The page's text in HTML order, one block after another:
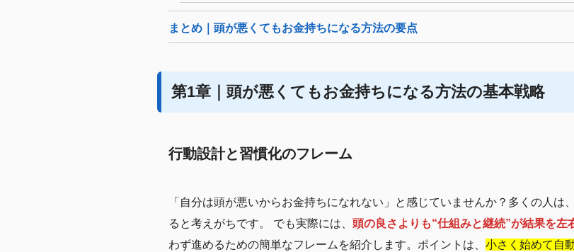
まとめ｜頭が悪くてもお金持ちになる方法の要点
第1章｜頭が悪くてもお金持ちになる方法の基本戦略
行動設計と習慣化のフレーム
「自分は頭が悪いからお金持ちになれない」と感じていませんか？多くの人は
ると考えがちです。 でも実際には、 頭の良さよりも“仕組みと継続”が結果を左
わず進めるための簡単なフレームを紹介します。ポイントは、 小さく始めて自